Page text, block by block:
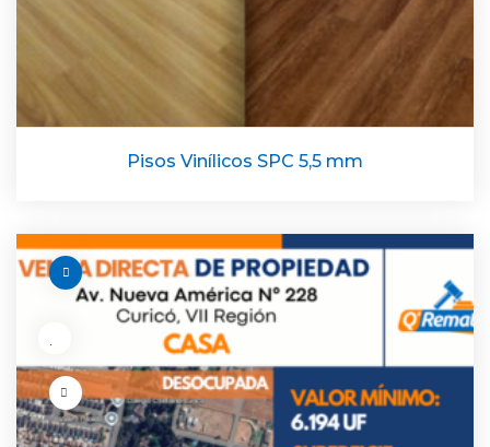
Pisos Vinílicos SPC 5,5 mm